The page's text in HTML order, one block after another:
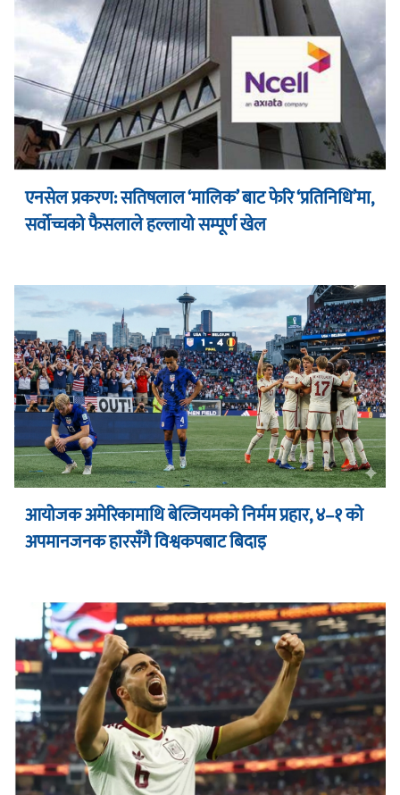
एनसेल प्रकरण: सतिषलाल ‘मालिक’ बाट फेरि ‘प्रतिनिधि’मा,
सर्वोच्चको फैसलाले हल्लायो सम्पूर्ण खेल
आयोजक अमेरिकामाथि बेल्जियमको निर्मम प्रहार, ४–१ को
अपमानजनक हारसँगै विश्वकपबाट बिदाइ